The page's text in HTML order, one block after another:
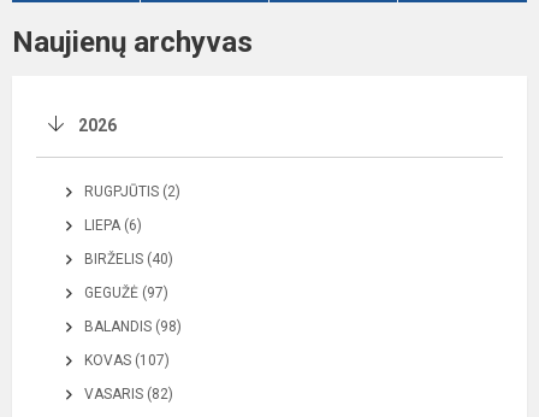
Naujienų archyvas
2026
RUGPJŪTIS (2)
LIEPA (6)
BIRŽELIS (40)
GEGUŽĖ (97)
BALANDIS (98)
KOVAS (107)
VASARIS (82)